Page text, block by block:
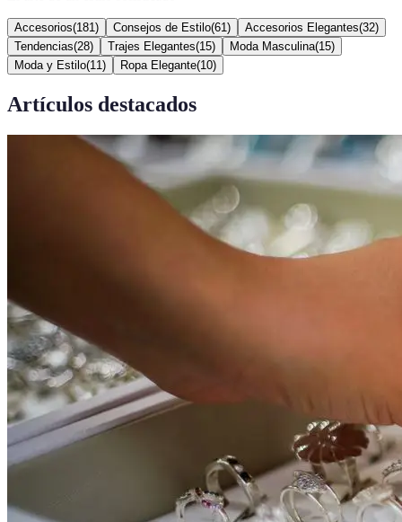
Accesorios(181 ) Consejos de Estilo(61 ) Accesorios Elegantes(32)
Tendencias(28) Trajes Elegantes(15) Moda Masculina(15)
Moda y Estilo(11 ) Ropa Elegante(10)
Artículos destacados